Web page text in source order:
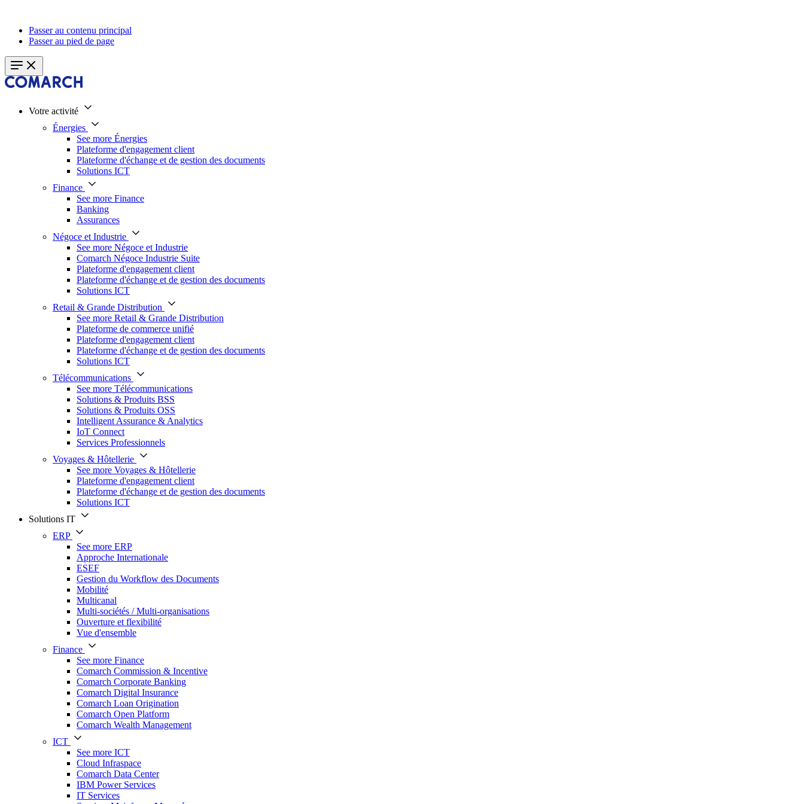
Passer au contenu principal
Passer au pied de page
Votre activité
Énergies
See more Énergies
Plateforme d'engagement client
Plateforme d'échange et de gestion des documents
Solutions ICT
Finance
See more Finance
Banking
Assurances
Négoce et Industrie
See more Négoce et Industrie
Comarch Négoce Industrie Suite
Plateforme d'engagement client
Plateforme d'échange et de gestion des documents
Solutions ICT
Retail & Grande Distribution
See more Retail & Grande Distribution
Plateforme de commerce unifié
Plateforme d'engagement client
Plateforme d'échange et de gestion des documents
Solutions ICT
Télécommunications
See more Télécommunications
Solutions & Produits BSS
Solutions & Produits OSS
Intelligent Assurance & Analytics
IoT Connect
Services Professionnels
Voyages & Hôtellerie
See more Voyages & Hôtellerie
Plateforme d'engagement client
Plateforme d'échange et de gestion des documents
Solutions ICT
Solutions IT
ERP
See more ERP
Approche Internationale
ESEF
Gestion du Workflow des Documents
Mobilité
Multicanal
Multi-sociétés / Multi-organisations
Ouverture et flexibilité
Vue d'ensemble
Finance
See more Finance
Comarch Commission & Incentive
Comarch Corporate Banking
Comarch Digital Insurance
Comarch Loan Origination
Comarch Open Platform
Comarch Wealth Management
ICT
See more ICT
Cloud Infraspace
Comarch Data Center
IBM Power Services
IT Services